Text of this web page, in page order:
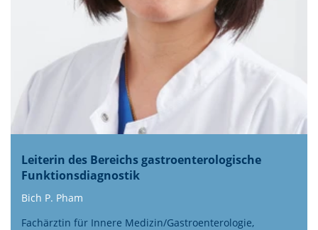
Leiterin des Bereichs gastroenterologische
Funktionsdiagnostik
Bich P. Pham
Fachärztin für Innere Medizin/Gastroenterologie,